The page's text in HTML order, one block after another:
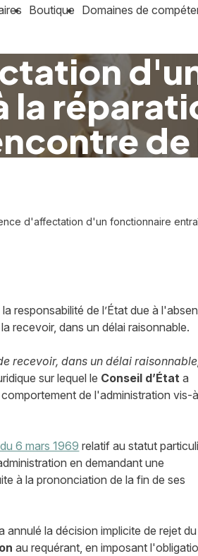
Boutique Domaines de
la
d'affectation d'un fonctionnaire
responsabilité de l’État due à
recevoir, dans un délai raisonnable.
recevoir, dans un délai
sur lequel le Conseil d’État a
de l'administration vis-
6 mars 1969 relatif au statut
en demandant une
à la prononciation de la fin de ses
annulé la décision implicite de rejet du
au requérant, en imposant